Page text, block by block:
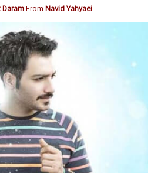
From Navid Yahyaei